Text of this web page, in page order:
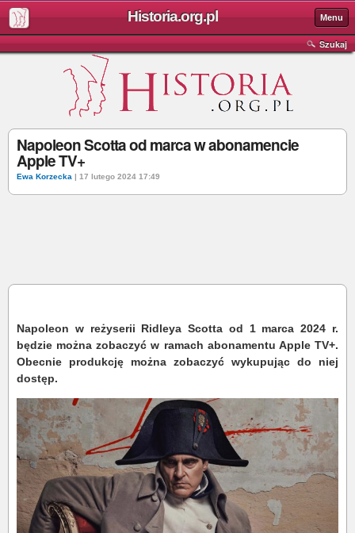
Historia.org.pl Menu
Szukaj
Napoleon Scotta od marca w abonamencie
Apple TV+
Ewa Korzecka | 17 lutego 2024 17:49
Napoleon w reżyserii Ridleya Scotta od 1 marca 2024 r.
będzie można zobaczyć w ramach abonamentu Apple TV+.
Obecnie produkcję można zobaczyć wykupując do niej
dostęp.